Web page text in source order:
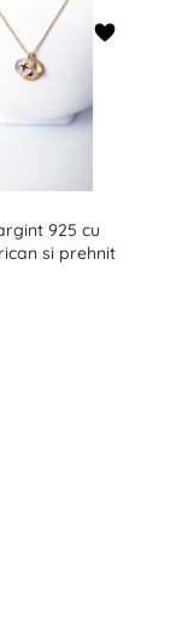
925 cu
si prehnit